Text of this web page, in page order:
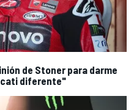
de Stoner para darme
diferente"